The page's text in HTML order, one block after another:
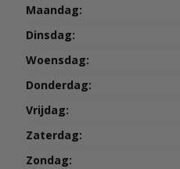
Maandag:
Dinsdag:
Woensdag:
Donderdag:
Vrijdag:
Zaterdag:
Zondag: